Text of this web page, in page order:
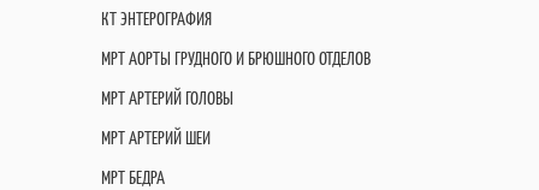
КТ ЭНТЕРОГРАФИЯ
МРТ АОРТЫ ГРУДНОГО И БРЮШНОГО ОТДЕЛОВ
МРТ АРТЕРИЙ ГОЛОВЫ
МРТ АРТЕРИЙ ШЕИ
МРТ БЕДРА